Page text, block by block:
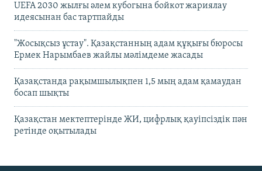
UEFA 2030 жылғы әлем кубогына бойкот жариялау
идеясынан бас тартпайды
"Жосықсыз ұстау". Қазақстанның адам құқығы бюросы
Ермек Нарымбаев жайлы мәлімдеме жасады
Қазақстанда рақымшылықпен 1,5 мың адам қамаудан
босап шықты
Қазақстан мектептерінде ЖИ, цифрлық қауіпсіздік пән
ретінде оқытылады